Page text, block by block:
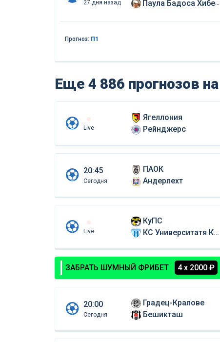
27 дня назад
Паула Бадоса Хиберт
Прогноз: П1
Еще 4 886 прогнозов
Live
Ягеллония
Рейнджерс
20:45
Сегодня
ПАОК
Андерлехт
Live
КуПС
КС Университатя Крайова
ЗАБРАТЬ ШУМНЫЙ ФРИБЕТ 4 х 2000 ₽
20:00
Сегодня
Градец-Кралове
Бешикташ